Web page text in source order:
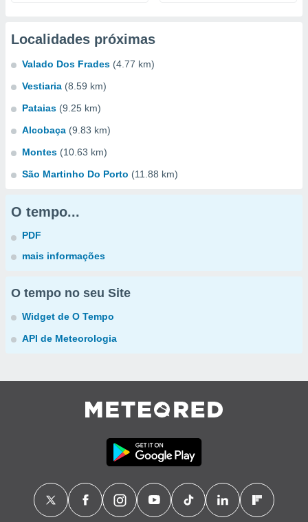
Localidades próximas
Valado Dos Frades (4.77 km)
Vestiaria (8.59 km)
Pataias (9.25 km)
Alcobaça (9.83 km)
Montes (10.63 km)
São Martinho Do Porto (11.88 km)
O tempo...
PDF
mais informações
O tempo no seu Site
Widget de O Tempo
API de Meteorologia